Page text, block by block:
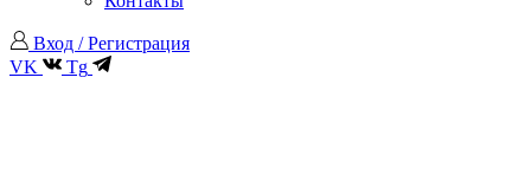
Вход / Регистрация
VK
Tg